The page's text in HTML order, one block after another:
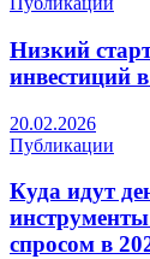
Низкий
инвестиций
20.02.2026
Публикации
Куда идут
спросом в